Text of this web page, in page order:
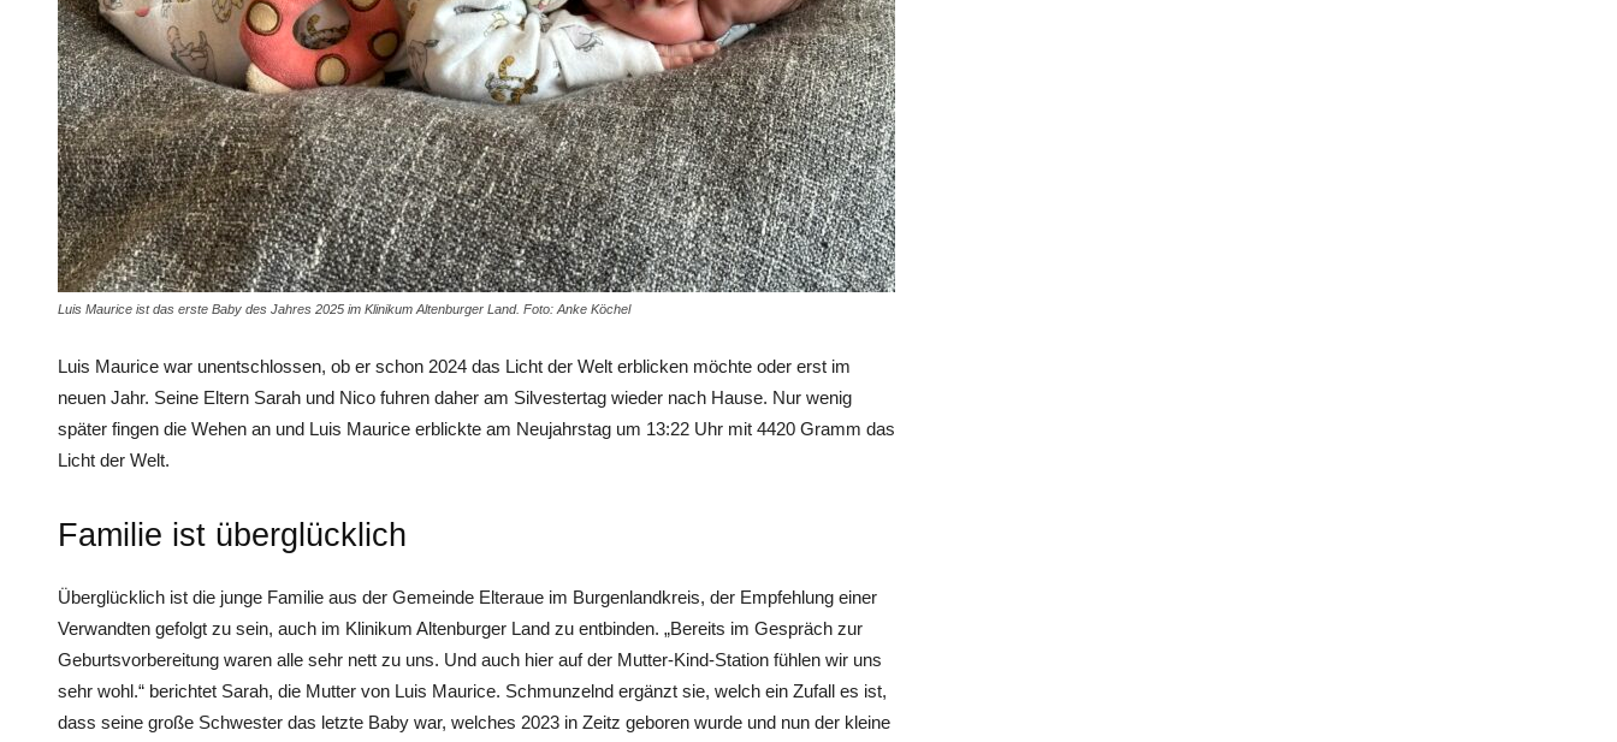
Luis Maurice ist das erste Baby des Jahres 2025 im Klinikum Altenburger Land. Foto: Anke Köchel
Luis Maurice war unentschlossen, ob er schon 2024 das Licht der Welt erblicken möchte oder erst im
neuen Jahr. Seine Eltern Sarah und Nico fuhren daher am Silvestertag wieder nach Hause. Nur wenig
später fingen die Wehen an und Luis Maurice erblickte am Neujahrstag um 13:22 Uhr mit 4420 Gramm das
Licht der Welt.
Familie ist überglücklich
Überglücklich ist die junge Familie aus der Gemeinde Elteraue im Burgenlandkreis, der Empfehlung einer
Verwandten gefolgt zu sein, auch im Klinikum Altenburger Land zu entbinden. „Bereits im Gespräch zur
Geburtsvorbereitung waren alle sehr nett zu uns. Und auch hier auf der Mutter-Kind-Station fühlen wir uns
sehr wohl.“ berichtet Sarah, die Mutter von Luis Maurice. Schmunzelnd ergänzt sie, welch ein Zufall es ist,
dass seine große Schwester das letzte Baby war, welches 2023 in Zeitz geboren wurde und nun der kleine